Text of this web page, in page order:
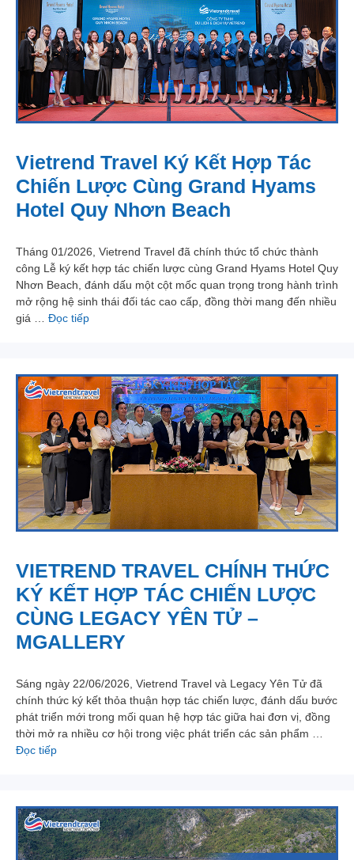
Vietrend Travel Ký Kết Hợp Tác
Chiến Lược Cùng Grand Hyams
Hotel Quy Nhơn Beach
Tháng 01/2026, Vietrend Travel đã chính thức tổ chức thành
công Lễ ký kết hợp tác chiến lược cùng Grand Hyams Hotel Quy
Nhơn Beach, đánh dấu một cột mốc quan trọng trong hành trình
mở rộng hệ sinh thái đối tác cao cấp, đồng thời mang đến nhiều
giá … Đọc tiếp
VIETREND TRAVEL CHÍNH THỨC
KÝ KẾT HỢP TÁC CHIẾN LƯỢC
CÙNG LEGACY YÊN TỬ –
MGALLERY
Sáng ngày 22/06/2026, Vietrend Travel và Legacy Yên Tử đã
chính thức ký kết thỏa thuận hợp tác chiến lược, đánh dấu bước
phát triển mới trong mối quan hệ hợp tác giữa hai đơn vị, đồng
thời mở ra nhiều cơ hội trong việc phát triển các sản phẩm …
Đọc tiếp